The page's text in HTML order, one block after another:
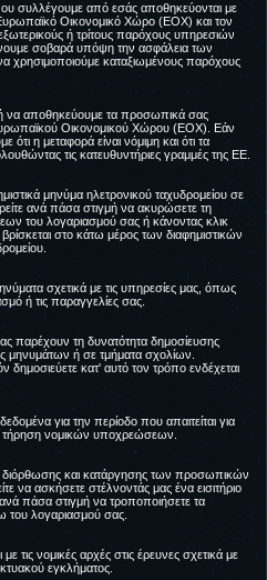
συλλέγουμε από εσάς αποθηκεύονται με
Οικονομικό Χώρο (ΕΟΧ) και τον
ή τρίτους παρόχους υπηρεσιών
σοβαρά υπόψη την ασφάλεια των
χρησιμοποιούμε καταξιωμένους παρόχους
ή να αποθηκεύουμε τα προσωπικά σας
Οικονομικού Χώρου (ΕΟΧ). Εάν
ότι η μεταφορά είναι νόμιμη και ότι τα
τις κατευθυντήριες γραμμές της ΕΕ.
μηνύμα ηλετρονικού ταχυδρομείου σε
ανά πάσα στιγμή να ακυρώσετε τη
του λογαριασμού σας ή κάνοντας κλικ
στο κάτω μέρος των διαφημιστικών
σχετικά με τις υπηρεσίες μας, όπως
ή τις παραγγελίες σας.
παρέχουν τη δυνατότητα δημοσίευσης
μηνυμάτων ή σε τμήματα σχολίων.
κατ' αυτό τον τρόπο ενδέχεται
για την περίοδο που απαιτείται για
νομικών υποχρεώσεων.
και κατάργησης των προσωπικών
να ασκήσετε στέλνοντάς μας ένα εισιτήριο
πάσα στιγμή να τροποποιήσετε τα
λογαριασμού σας.
τις νομικές αρχές στις έρευνες σχετικά με
εγκλήματος.